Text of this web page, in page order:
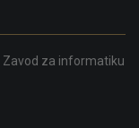
Zavod za informatiku